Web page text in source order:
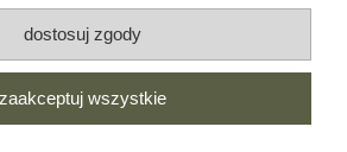
NASZE ODZNAKI
przez
dostosuj zgody
zaakceptuj wszystkie